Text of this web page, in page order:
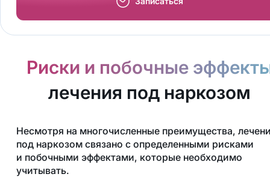
Риски и побочные
лечения под наркозом
Несмотря на многочисленные преимущества,
под наркозом связано с определенными рисками
и побочными эффектами, которые необходимо
учитывать.